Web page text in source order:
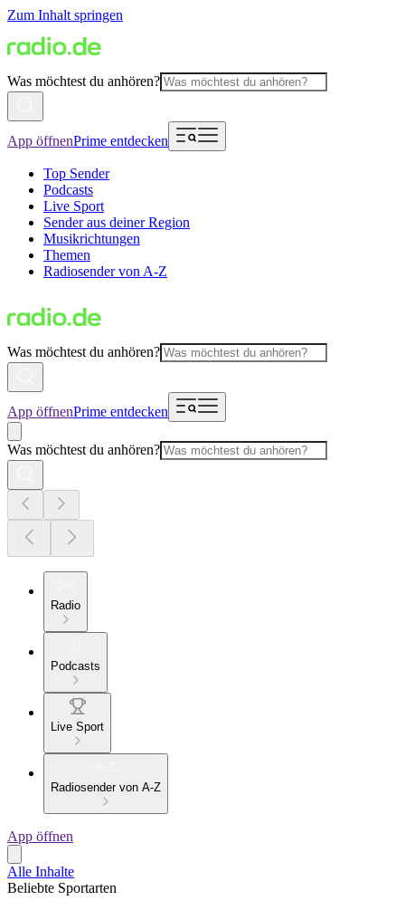
Zum Inhalt springen
Was möchtest du anhören?
App öffnenPrime entdecken
Top Sender
Podcasts
Live Sport
Sender aus deiner Region
Musikrichtungen
Themen
Radiosender von A-Z
Was möchtest du anhören?
App öffnenPrime entdecken
Was möchtest du anhören?
Radio
Podcasts
Live Sport
Radiosender von A-Z
App öffnen
Alle Inhalte
Beliebte Sportarten